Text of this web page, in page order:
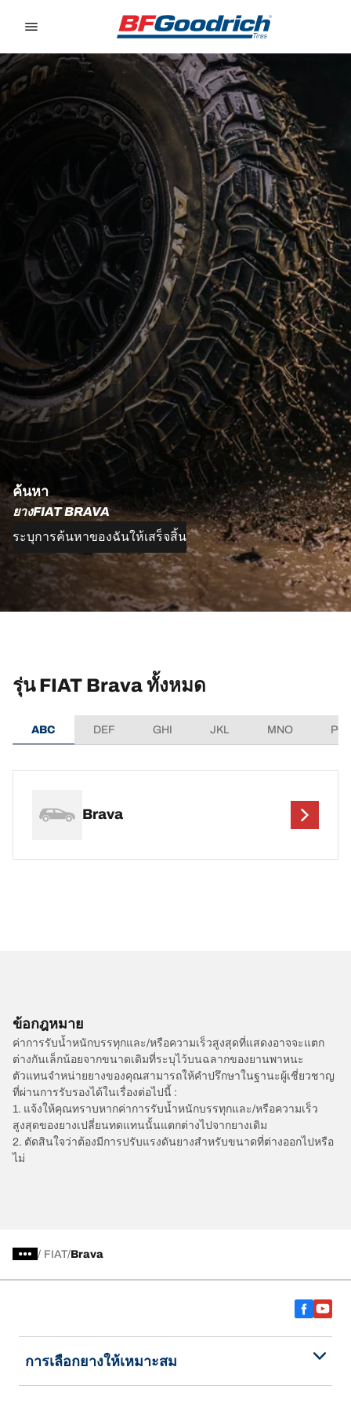
ค้นหา
ยางFIAT BRAVA
ระบุการค้นหาของฉันให้เสร็จสิ้น
รุ่น FIAT Brava ทั้งหมด
ABC DEF GHI JKL MNO
Brava
ข้อกฎหมาย
ค่าการรับน้ำหนักบรรทุกและ/หรือความเร็วสูงสุดที่แสดงอาจจะแตก
ต่างกันเล็กน้อยจากขนาดเดิมที่ระบุไว้บนฉลากของยานพาหนะ
ตัวแทนจำหน่ายยางของคุณสามารถให้คำปรึกษาในฐานะผู้เชี่ยวชาญ
ที่ผ่านการรับรองได้ในเรื่องต่อไปนี้ :
1. แจ้งให้คุณทราบหากค่าการรับน้ำหนักบรรทุกและ/หรือความเร็ว
สูงสุดของยางเปลี่ยนทดแทนนั้นแตกต่างไปจากยางเดิม
2. ตัดสินใจว่าต้องมีการปรับแรงดันยางสำหรับขนาดที่ต่างออกไปหรือ
ไม่
/ FIAT Brava
การเลือกยางให้เหมาะสม